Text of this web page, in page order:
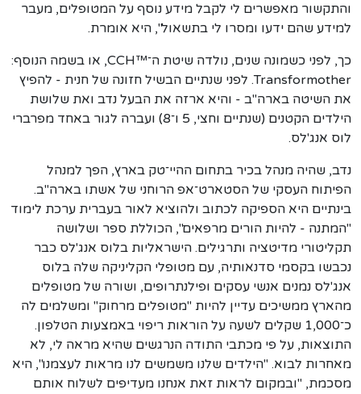
והתקשור מאפשרים לי לקבל מידע נוסף על המטופלים, מעבר
למידע שהם ידעו ומסרו לי בתשאול", היא אומרת.
כך, לפני כשמונה שנים, נולדה שיטת ה־™CCH, או בשמה הנוסף:
Transformother. לפני שנתיים הבשיל חזונה של חנית - להפיץ
את השיטה בארה"ב - והיא ארזה את הבעל נדב ואת שלושת
הילדים הקטנים (שנתיים וחצי, 5 ו־8) ועברה לגור באחד מפרברי
לוס אנג'לס.
נדב, שהיה מנהל בכיר בתחום ההיי־טק בארץ, הפך למנהל
הפיתוח העסקי של הסטארט־אפ הרוחני של אשתו בארה"ב.
בינתיים היא הספיקה לכתוב ולהוציא לאור בעברית ערכת לימוד
"המתנה - להיות הורים מרפאים", הכוללת ספר ושלושה
תקליטורי מדיטציה ותרגילים. הישראליות בלוס אנג'לס כבר
נכבשו בקסמי סדנאותיה, עם מטופלי הקליניקה שלה בלוס
אנג'לס נמנים אנשי עסקים ופילנתרופים, ושורה של מטופלים
מהארץ ממשיכים עדיין להיות "מטופלים מרחוק" ומשלמים לה
כ־1,000 שקלים לשעה על הוראות ריפוי באמצעות הטלפון.
התוצאות, על פי מכתבי התודה הנרגשים שהיא מראה לי, לא
מאחרות לבוא. "הילדים שלנו משמשים לנו מראות לעצמנו", היא
מסכמת, "ובמקום לראות זאת אנחנו מעדיפים לשלוח אותם